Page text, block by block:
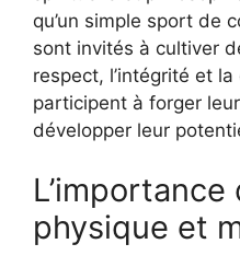
qu’un simple sport de
sont invités à cultiver
respect, l’intégrité et
participent à forger
développer leur
L’importance
physique et